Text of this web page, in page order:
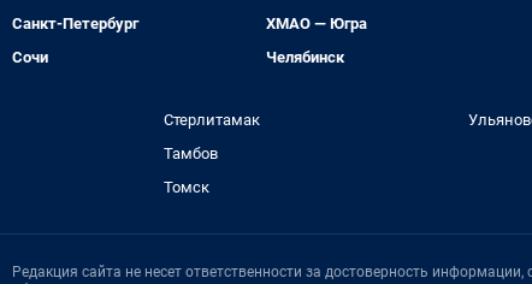
Санкт-Петербург
Сочи
ХМАО — Югра
Челябинск
Стерлитамак
Тамбов
Томск
Редакция сайта не несет ответственности за достоверность